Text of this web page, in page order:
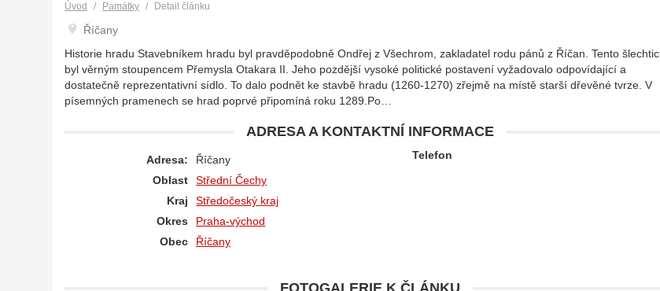
Úvod Památky Detail článku
Říčany
Historie hradu Stavebníkem hradu byl pravděpodobně Ondřej z Všechrom, zakladatel rodu pánů z Říčan. Tento šlechtic
byl věrným stoupencem Přemysla Otakara II. Jeho pozdější vysoké politické postavení vyžadovalo odpovídající a
dostatečně reprezentativní sídlo. To dalo podnět ke stavbě hradu (1260-1270) zřejmě na místě starší dřevěné tvrze. V
písemných pramenech se hrad poprvé připomíná roku 1289.Po…
ADRESA A KONTAKTNÍ INFORMACE
Adresa:
Říčany
Oblast
Střední Čechy
Kraj
Středočeský kraj
Okres
Praha-východ
Obec
Říčany
Telefon
FOTOGALERIE K ČLÁNKU